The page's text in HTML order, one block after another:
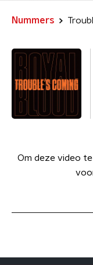
Nummers
Om deze video